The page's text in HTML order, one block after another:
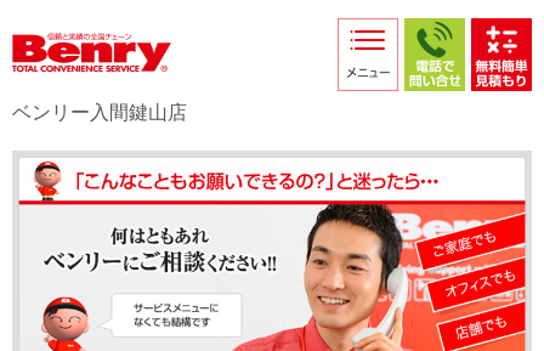
採用情報
店舗からのお知らせ
店舗日記
スタッフ紹介
プライバシーポリシー
本部スマホサイト
ベンリー入間鍵山店